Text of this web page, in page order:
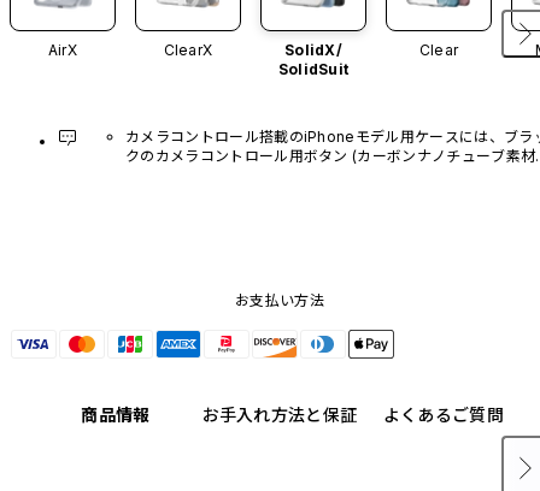
AirX ClearX
SolidX/
SolidSuit
Clear
カメラコントロール搭載のiPhoneモデル用ケースには、ブラ
クのカメラコントロール用ボタン (カーボンナノチューブ素材)
お支払い方法
商品情報 お手入れ方法と保証 よくあるご質問